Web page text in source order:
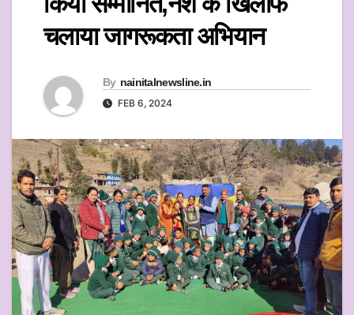
चलाया जागरूकता अभियान
By nainitalnewsline.in
FEB 6, 2024